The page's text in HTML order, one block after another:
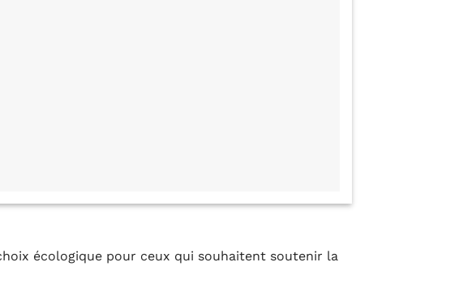
écologique pour ceux qui souhaitent soutenir la